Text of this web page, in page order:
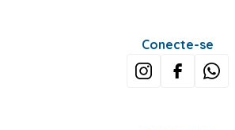
Conecte-se